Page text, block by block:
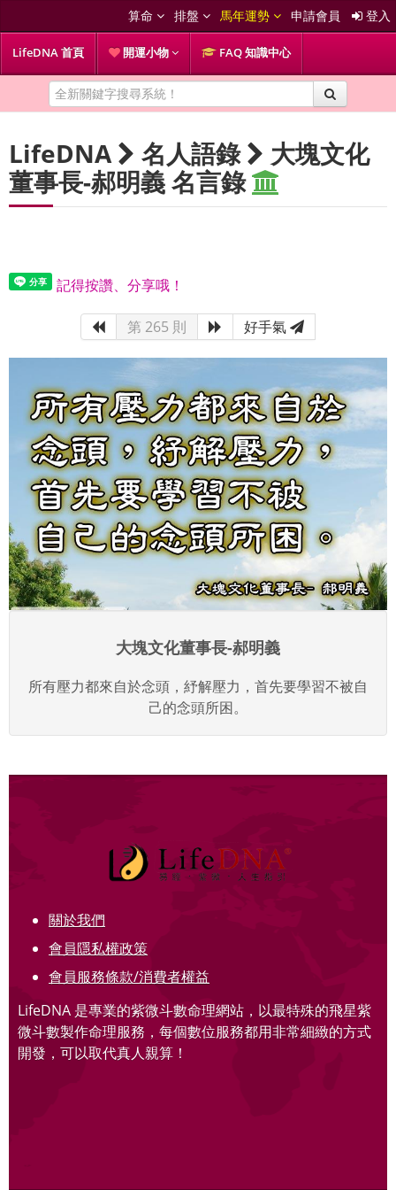
算命 排盤 馬年運勢 申請會員 登入
LifeDNA 首頁 開運小物 FAQ 知識中心
LifeDNA 名人語錄
大塊文化
董事長-郝明義 名言錄
記得按讚、分享哦！
第 265 則 好手氣
大塊文化董事長-郝明義
所有壓力都來自於念頭，紓解壓力，首先要學習不被自
己的念頭所困。
關於我們
會員隱私權政策
會員服務條款/消費者權益
LifeDNA 是專業的紫微斗數命理網站，以最特殊的飛星紫
微斗數製作命理服務，每個數位服務都用非常細緻的方式
開發，可以取代真人親算！